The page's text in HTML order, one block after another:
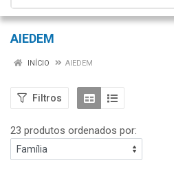
AIEDEM
INÍCIO AIEDEM
Filtros
23 produtos ordenados por: